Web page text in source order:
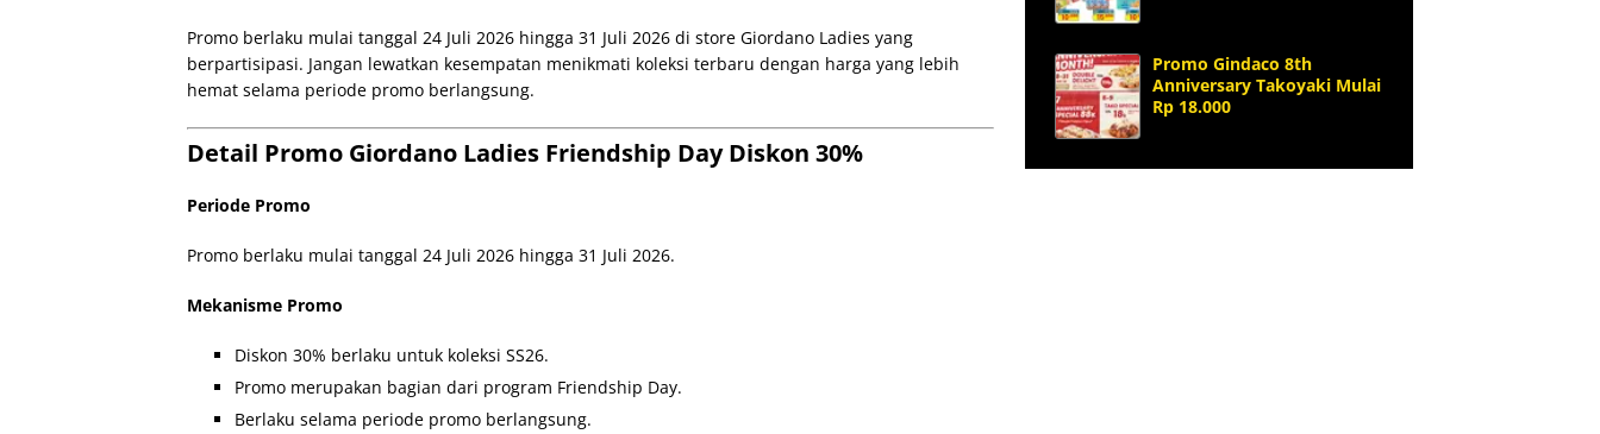
Promo berlaku mulai tanggal 24 Juli 2026 hingga 31 Juli 2026 di store Giordano Ladies yang
berpartisipasi. Jangan lewatkan kesempatan menikmati koleksi terbaru dengan harga yang lebih
hemat selama periode promo berlangsung.
Detail Promo Giordano Ladies Friendship Day Diskon 30%
Periode Promo
Promo berlaku mulai tanggal 24 Juli 2026 hingga 31 Juli 2026.
Mekanisme Promo
Diskon 30% berlaku untuk koleksi SS26.
Promo merupakan bagian dari program Friendship Day.
Berlaku selama periode promo berlangsung.
Promo Gindaco 8th
Anniversary Takoyaki Mulai
Rp 18.000